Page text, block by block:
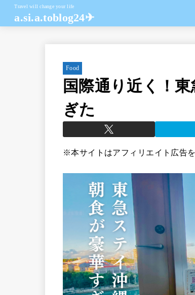
Travel will change your life
a.si.a.toblog24✈︎
Food
国際通り近く！
ぎた
※本サイトはアフィリエイト広告を